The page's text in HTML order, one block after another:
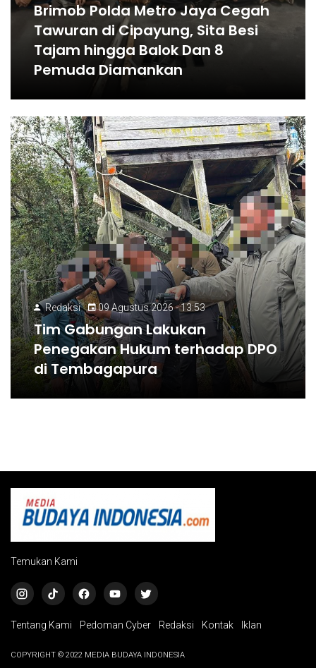
Brimob Polda Metro Jaya Cegah
Tawuran di Cipayung, Sita Besi
Tajam hingga Balok Dan 8
Pemuda Diamankan
Redaksi 09 Agustus 2026 - 13:53
Tim Gabungan Lakukan
Penegakan Hukum terhadap DPO
di Tembagapura
Temukan Kami
Tentang Kami Pedoman Cyber Redaksi Kontak Iklan
COPYRIGHT © 2022 MEDIA BUDAYA INDONESIA